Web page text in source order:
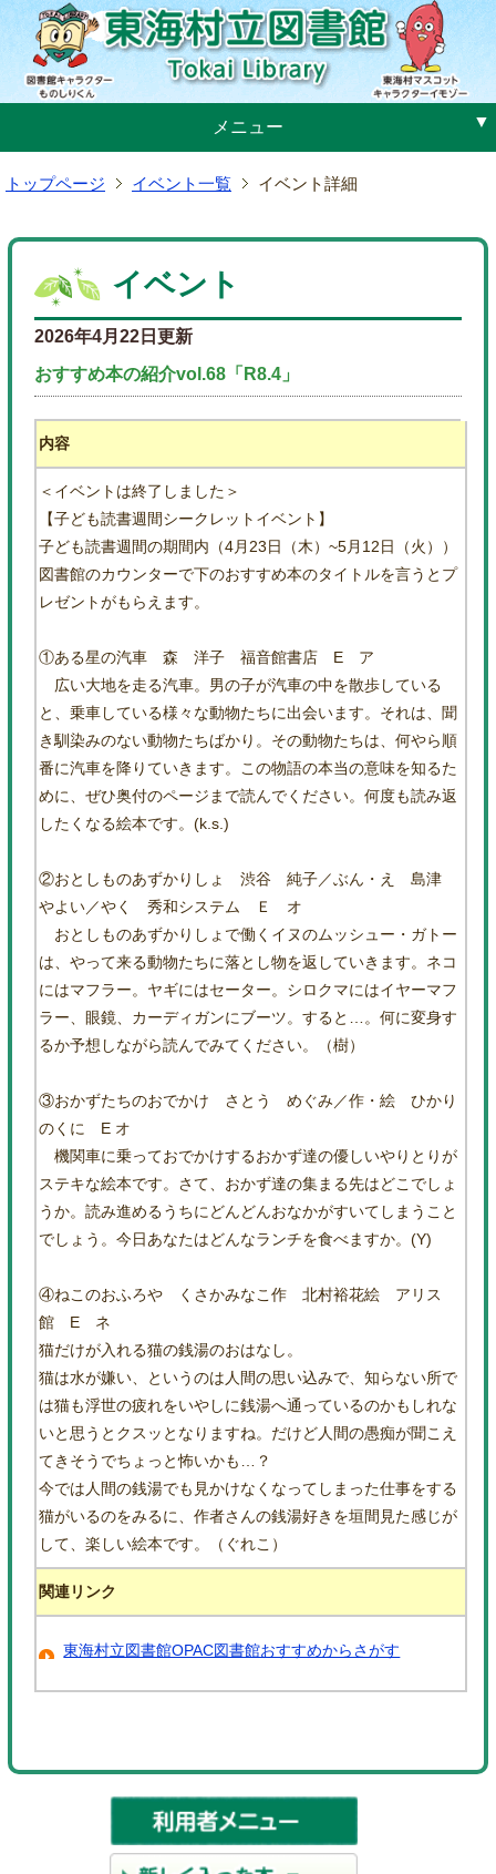
メ
ニ
ン
本
メニュー
トップページ イベント一覧 イベント詳細
イベント
2026年4月22日更新
おすすめ本の紹介vol.68「R8.4」
内容
＜イベントは終了しました＞
【子ども読書週間シークレットイベント】
子ども読書週間の期間内（4月23日（木）~5月12日（火））
図書館のカウンターで下のおすすめ本のタイトルを言うとプ
レゼントがもらえます。
①ある星の汽車 森 洋子 福音館書店 E ア
広い大地を走る汽車。男の子が汽車の中を散歩している
と、乗車している様々な動物たちに出会います。それは、聞
き馴染みのない動物たちばかり。その動物たちは、何やら順
番に汽車を降りていきます。この物語の本当の意味を知るた
めに、ぜひ奥付のページまで読んでください。何度も読み返
したくなる絵本です。(k.s.)
②おとしものあずかりしょ 渋谷 純子／ぶん・え 島津
やよい／やく 秀和システム Ｅ オ
おとしものあずかりしょで働くイヌのムッシュー・ガトー
は、やって来る動物たちに落とし物を返していきます。ネコ
にはマフラー。ヤギにはセーター。シロクマにはイヤーマフ
ラー、眼鏡、カーディガンにブーツ。すると…。何に変身す
るか予想しながら読んでみてください。（樹）
③おかずたちのおでかけ さとう めぐみ／作・絵 ひかり
のくに E オ
機関車に乗っておでかけするおかず達の優しいやりとりが
ステキな絵本です。さて、おかず達の集まる先はどこでしょ
うか。読み進めるうちにどんどんおなかがすいてしまうこと
でしょう。今日あなたはどんなランチを食べますか。(Y)
④ねこのおふろや くさかみなこ作 北村裕花絵 アリス
館 E ネ
猫だけが入れる猫の銭湯のおはなし。
猫は水が嫌い、というのは人間の思い込みで、知らない所で
は猫も浮世の疲れをいやしに銭湯へ通っているのかもしれな
いと思うとクスッとなりますね。だけど人間の愚痴が聞こえ
てきそうでちょっと怖いかも…？
今では人間の銭湯でも見かけなくなってしまった仕事をする
猫がいるのをみるに、作者さんの銭湯好きを垣間見た感じが
して、楽しい絵本です。（ぐれこ）
関連リンク
東海村立図書館OPAC図書館おすすめからさがす